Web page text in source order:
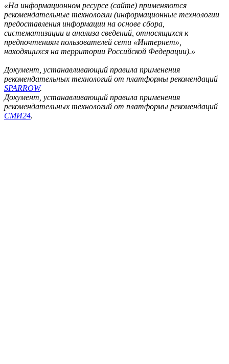
«На информационном ресурсе (сайте) применяются
рекомендательные технологии (информационные технологии
предоставления информации на основе сбора,
систематизации и анализа сведений, относящихся к
предпочтениям пользователей сети «Интернет»,
находящихся на территории Российской Федерации).»
Документ, устанавливающий правила применения
рекомендательных технологий от платформы рекомендаций
SPARROW.
Документ, устанавливающий правила применения
рекомендательных технологий от платформы рекомендаций
СМИ24.